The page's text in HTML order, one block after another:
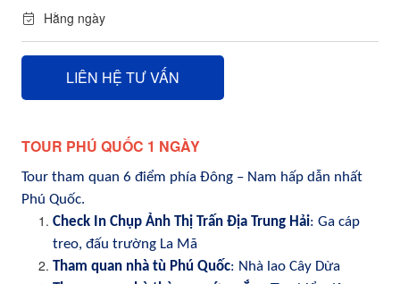
Hằng ngày
LIÊN HỆ TƯ VẤN
TOUR PHÚ QUỐC 1 NGÀY
Tour tham quan 6 điểm phía Đông – Nam hấp dẫn nhất
Phú Quốc.
Check In Chụp Ảnh Thị Trấn Địa Trung Hải: Ga cáp
treo, đấu trường La Mã
Tham quan nhà tù Phú Quốc: Nhà lao Cây Dừa